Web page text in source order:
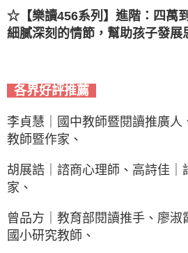
☆ 【樂讀456系列】進階：四萬
細膩深刻的情節，幫助孩子發展
各界好評推薦
李貞慧｜國中教師暨閱讀推廣人
教師暨作家、
胡展誥｜諮商心理師、高詩佳｜
家、
曾品方｜教育部閱讀推手、廖淑
國小研究教師、